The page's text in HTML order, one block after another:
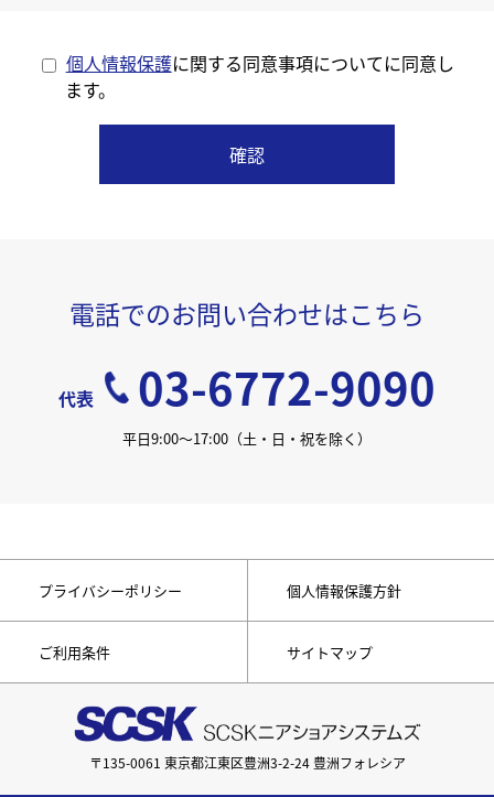
個人情報保護に関する同意事項についてに同意し
ます。
確認
電話でのお問い合わせはこちら
代表 03-6772-9090
平日9:00〜17:00 （土・日・祝を除く）
〒135-0061 東京都江東区豊洲3-2-24 豊洲フォレシア
プライバシーポリシー 個人情報保護方針
ご利用条件 サイトマップ